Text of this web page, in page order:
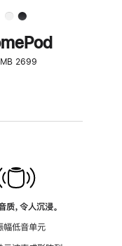
2699
质，令人沉浸。
幅低音单元